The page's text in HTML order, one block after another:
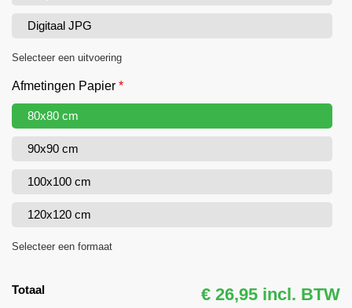
Digitaal JPG
Selecteer een uitvoering
Afmetingen Papier *
80x80 cm
90x90 cm
100x100 cm
120x120 cm
Selecteer een formaat
Totaal € 26,95 incl. BTW